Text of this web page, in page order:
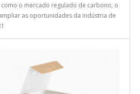
como o mercado regulado de carbono, o
ampliar as oportunidades da indústria de